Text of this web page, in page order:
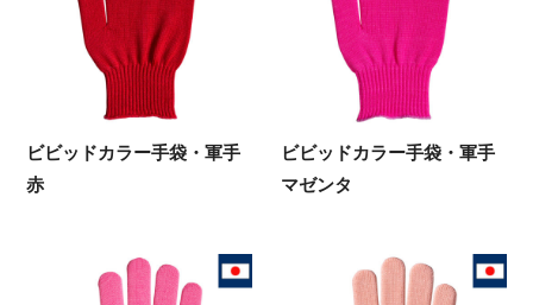
ビビッドカラー手袋・軍手
赤
ビビッドカラー手袋・軍手
マゼンタ